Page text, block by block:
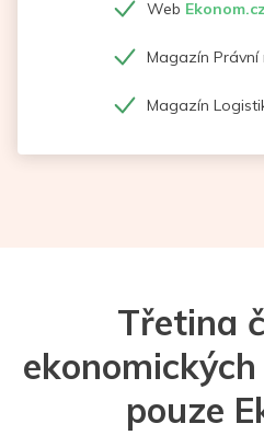
Web
Magazín Právní
Magazín
Třetina
pouze